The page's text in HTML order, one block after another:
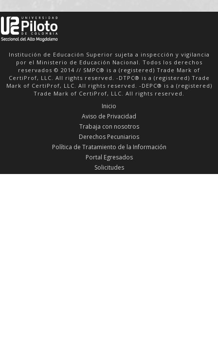
Institución de Educación Superior sujeta a inspección y vigilancia
por el Ministerio de Educación Nacional. Todos los derechos
reservados © 2014 // SMPC® is a (registered) Trade Mark of
CertiProf, LLC. All rights reserved. -DTPC® is a (registered) Trade
Mark of CertiProf, LLC. All rights reserved. -DEPC® is a (registered)
Trade Mark of CertiProf, LLC. All rights reserved.
Inicio
Aviso de Privacidad
Trabaja con nosotros
Derechos Pecuniarios
Política de Tratamiento de la Información
Portal Egresados
Solicitudes